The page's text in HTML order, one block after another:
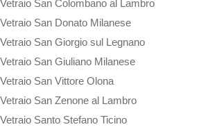
Vetraio San Colombano al Lambro
Vetraio San Donato Milanese
Vetraio San Giorgio sul Legnano
Vetraio San Giuliano Milanese
Vetraio San Vittore Olona
Vetraio San Zenone al Lambro
Vetraio Santo Stefano Ticino